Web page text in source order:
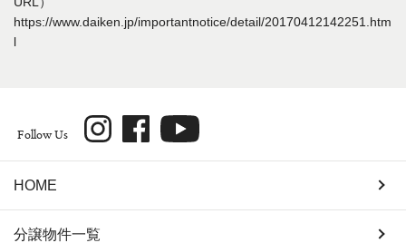
https://www.daiken.jp/importantnotice/detail/20170412142251.htm
l
Follow Us
HOME
分譲物件一覧